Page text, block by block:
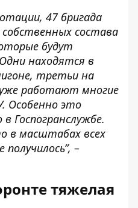
47 бригада
состава
будут
находятся в
третьи на
работают многие
Особенно это
Госпогранслужбе.
в масштабах всех
–
тяжелая